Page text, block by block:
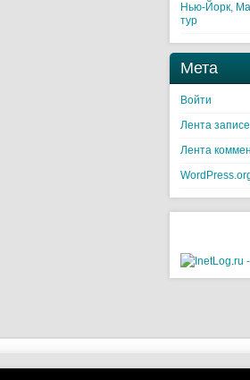
Нью-Йорк,
тур
Мета
Войти
Лента
Лента